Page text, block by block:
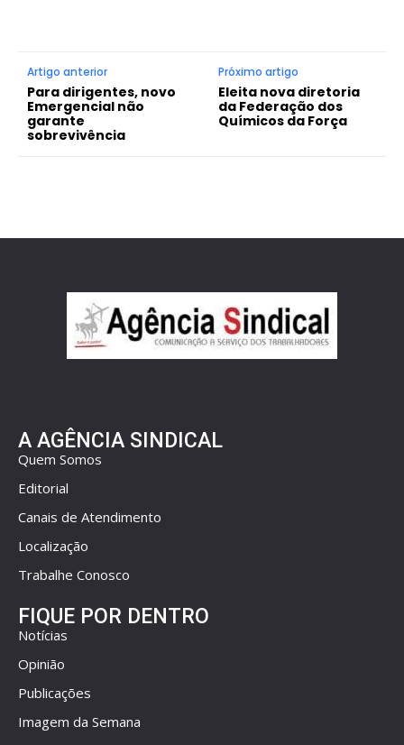
Artigo anterior
Para dirigentes, novo
Emergencial não
garante
sobrevivência
Próximo artigo
Eleita nova diretoria
da Federação dos
Químicos da Força
A AGÊNCIA SINDICAL
Quem Somos
Editorial
Canais de Atendimento
Localização
Trabalhe Conosco
FIQUE POR DENTRO
Notícias
Opinião
Publicações
Imagem da Semana